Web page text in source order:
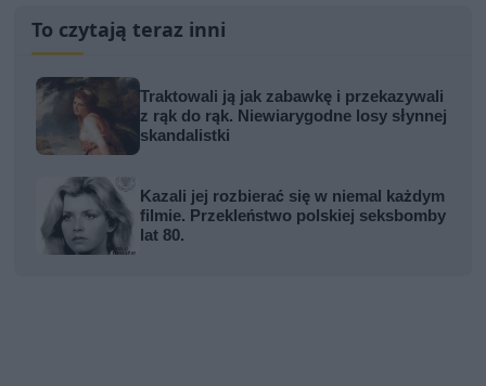
To czytają teraz inni
Traktowali ją jak zabawkę i przekazywali
z rąk do rąk. Niewiarygodne losy słynnej
skandalistki
Kazali jej rozbierać się w niemal każdym
filmie. Przekleństwo polskiej seksbomby
lat 80.